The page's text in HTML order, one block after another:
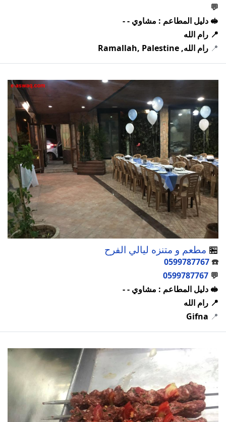
💬
🥪 دليل المطاعم : مشاوي - -
📍 رام الله
📍 رام الله, Ramallah, Palestine
🏪 مطعم و متنزه ليالي الفرح
☎️
0599787767
💬
0599787767
🥪 دليل المطاعم : مشاوي - -
📍 رام الله
📍
Gifna